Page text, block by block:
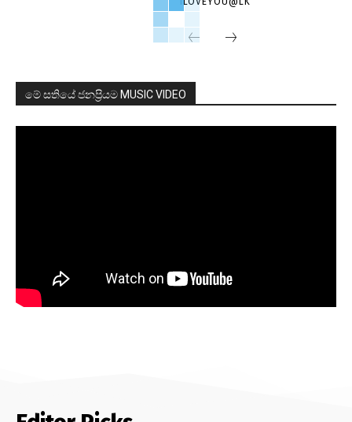
මේ සතියේ ජනප්‍රියම MUSIC VIDEO